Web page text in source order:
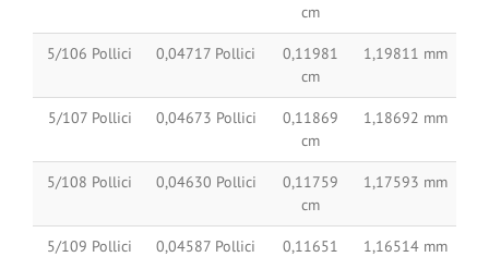
cm
5/106 Pollici 0,04717 Pollici
0,11981
cm
1,19811 mm
5/107 Pollici 0,04673 Pollici
0,11869
cm
1,18692 mm
5/108 Pollici 0,04630 Pollici
0,11759
cm
1,17593 mm
5/109 Pollici 0,04587 Pollici
0,11651
1,16514 mm